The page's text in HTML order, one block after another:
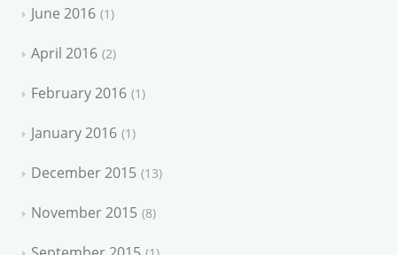
June 2016 1
April 2016 2
February 2016 1
January 2016 1
December 2015 13
November 2015 8